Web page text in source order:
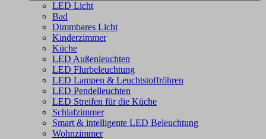
LED Licht
Bad
Dimmbares Licht
Kinderzimmer
Küche
LED Außenleuchten
LED Flurbeleuchtung
LED Lampen & Leuchtstoffröhren
LED Pendelleuchten
LED Streifen für die Küche
Schlafzimmer
Smart & intelligente LED Beleuchtung
Wohnzimmer